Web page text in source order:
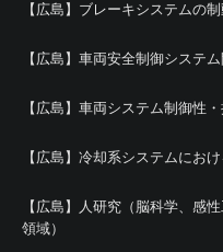
【広島】ブレーキシステムの
【広島】車両安全制御システ
【広島】車両システム制御性
【広島】冷却系システムにお
【広島】人研究（脳科学、感
領域）